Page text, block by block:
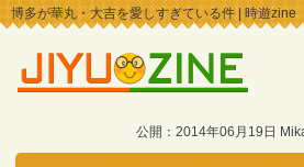
博多が華丸・大吉を愛しすぎている件 | 時遊zine
公開：2014年06月19日